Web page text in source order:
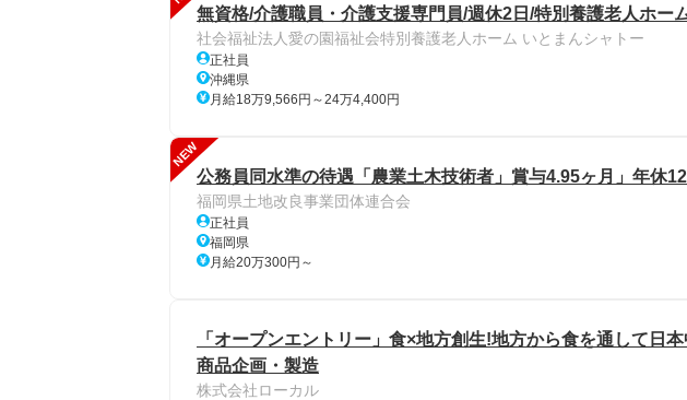
無資格/介護職員・介護支援専門員/週休2日/特別養護老人ホー
社会福祉法人愛の園福祉会特別養護老人ホーム いとまんシャトー
正社員
沖縄県
月給18万9,566円～24万4,400円
NEW
公務員同水準の待遇「農業土木技術者」賞与4.95ヶ月」年休
福岡県土地改良事業団体連合会
正社員
福岡県
月給20万300円～
「オープンエントリー」食×地方創生!地方から食を通して日
商品企画・製造
株式会社ローカル